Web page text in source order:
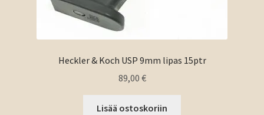
Heckler & Koch USP 9mm lipas 15ptr
89,00 €
Lisää ostoskoriin